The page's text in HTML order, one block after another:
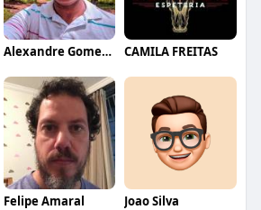
Alexandre Gomes Da Silva CAMILA FREITAS
Felipe Amaral Joao Silva